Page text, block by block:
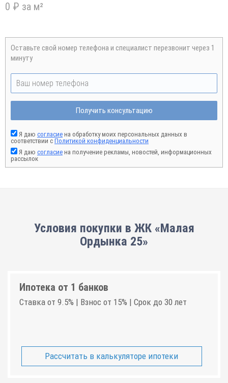
0 ₽ за м²
Оставьте свой номер телефона и специалист перезвонит через 1
минуту
Получить консультацию
Я даю согласие на обработку моих персональных данных в
соответствии с Политикой конфиденциальности
Я даю согласие на получение рекламы, новостей, информационных
рассылок
Условия покупки в ЖК «Малая
Ордынка 25»
Ипотека от 1 банков
Ставка от 9.5% | Взнос от 15% | Срок до 30 лет
Рассчитать в калькуляторе ипотеки